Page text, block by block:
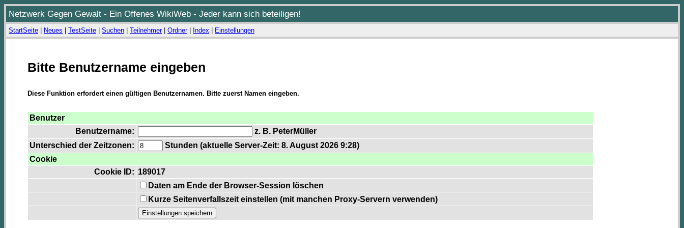
Netzwerk Gegen Gewalt - Ein Offenes WikiWeb - Jeder kann sich beteiligen!
StartSeite Neues TestSeite Suchen Teilnehmer| Ordner| Index Einstellungen
Bitte Benutzername eingeben
Diese Funktion erfordert einen gültigen Benutzernamen. Bitte zuerst Namen eingeben.
Benutzer
Benutzername:
z. B. PeterMüller
Unterschied der Zeitzonen:
Stunden (aktuelle Server-Zeit: 8. August 2026 9:28)
Cookie
Cookie ID: 189017
Daten am Ende der Browser-Session löschen
Kurze Seitenverfallszeit einstellen (mit manchen Proxy-Servern verwenden)